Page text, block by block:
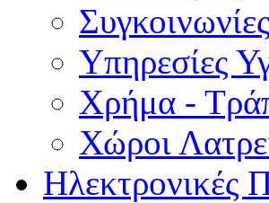
Συγκοινωνίες
Υπηρεσίες
Χρήμα -
Χώροι
Ηλεκτρονικές